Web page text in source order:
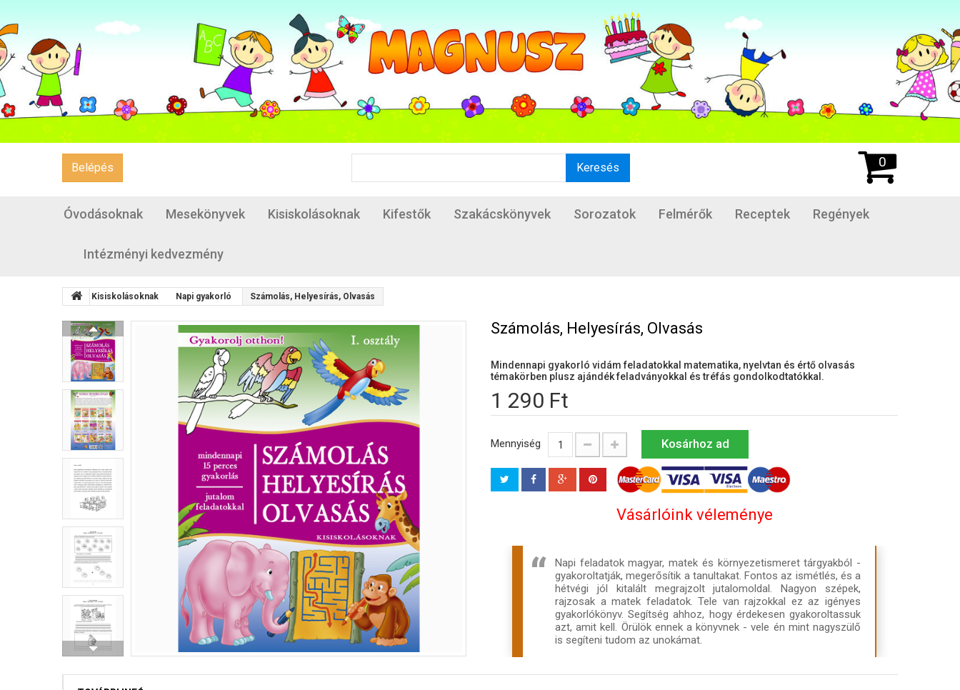
Belépés Keresés 0
Óvodásoknak Mesekönyvek Kisiskolásoknak Kifestők Szakácskönyvek Sorozatok Felmérők Receptek Regények
Intézményi kedvezmény
Kisiskolásoknak Napi gyakorló Számolás, Helyesírás, Olvasás
Számolás, Helyesírás, Olvasás
Mindennapi gyakorló vidám feladatokkal matematika, nyelvtan és értő olvasás
témakörben plusz ajándék feladványokkal és tréfás gondolkodtatókkal.
1 290 Ft
Mennyiség Kosárhoz ad
Vásárlóink véleménye
Napi feladatok magyar, matek és környezetismeret tárgyakból -
gyakoroltatják, megerősítik a tanultakat. Fontos az ismétlés, és a
hétvégi jól kitalált megrajzolt jutalomoldal. Nagyon szépek,
rajzosak a matek feladatok. Tele van rajzokkal ez az igényes
gyakorlókönyv. Segítség ahhoz, hogy érdekesen gyakoroltassuk
azt, amit kell. Örülök ennek a könyvnek - vele én mint nagyszülő
is segíteni tudom az unokámat.